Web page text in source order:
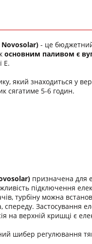
- це бюджетний
основним паливом є
Е.
який знаходиться у
сягатиме 5-6 годин.
призначена для
підключення
турбіну можна
Застосування
на верхній кришці є
шибер регулювання